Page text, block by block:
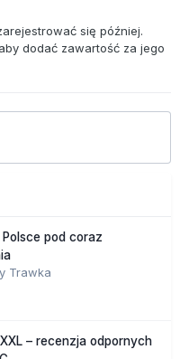
się później.
aby dodać zawartość za jego
pod coraz
Trawka
– recenzja odpornych